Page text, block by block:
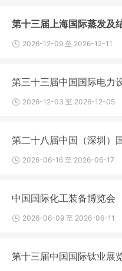
第十三届上海国际蒸发及
2026-12-09 至 2026-12-11
第三十三届中国国际电力
2026-12-03 至 2026-12-05
第二十八届中国（深圳）
2026-06-16 至 2026-06-17
中国国际化工装备博览会
2026-06-09 至 2026-06-11
第十三届中国国际钛业展